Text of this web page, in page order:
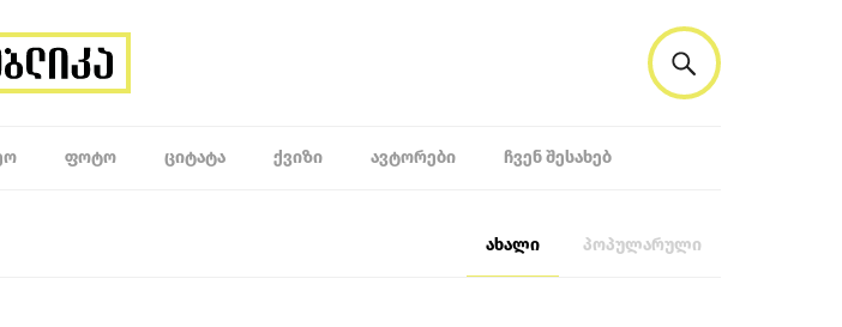
ᲤᲝᲢᲝ ᲪᲘᲢᲐᲢᲐ ᲥᲕᲘᲖᲘ ᲐᲕᲢᲝᲠᲔᲑᲘ ᲩᲕᲔᲜ ᲨᲔᲡᲐᲮᲔᲑ
ახალი პოპულარული